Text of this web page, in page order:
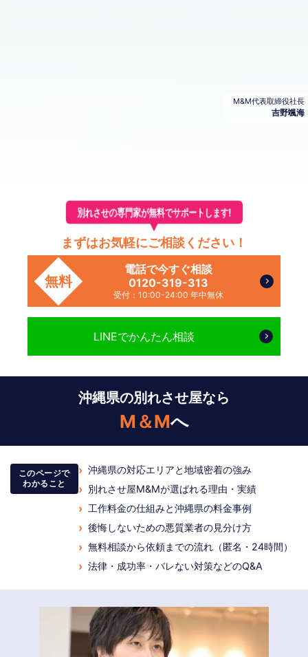
M&M代表取締役社長
吉野颯海
別れさせの専門家が無料でサポートします!
まずはお気軽にご相談ください！
無料
電話で今すぐ相談
0120-319-313
受付：10:00-24:00 年中無休
LINEでかんたん相談
沖縄県の別れさせ屋なら
M＆Mへ
このページで
わかること
› 沖縄県の対応エリアと地域密着の強み
› 別れさせ屋M&Mが選ばれる理由・実績
› 工作料金の仕組みと沖縄県の料金事例
› 後悔しないための悪質業者の見分け方
› 無料相談から依頼までの流れ（匿名・24時間）
› 法律・成功率・バレない対策などのQ&A